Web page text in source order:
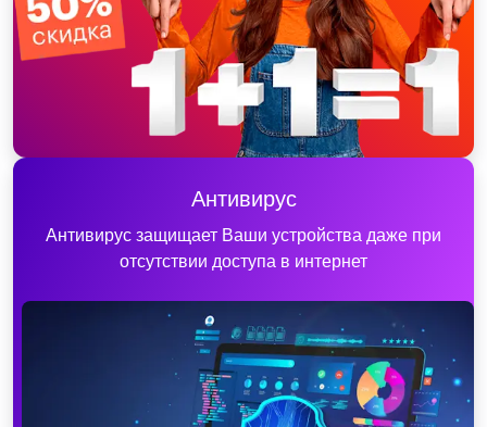
Антивирус
Антивирус защищает Ваши устройства даже при
отсутствии доступа в интернет